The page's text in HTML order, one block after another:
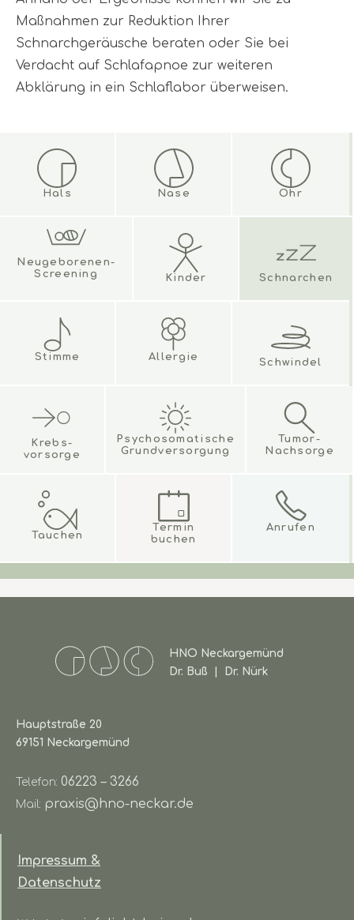
Maßnahmen zur Reduktion Ihrer
Schnarchgeräusche beraten oder Sie bei
Verdacht auf Schlafapnoe zur weiteren
Abklärung in ein Schlaflabor überweisen.
Hals Nase Ohr
Neugeborenen-
Screening
Kinder Schnarchen
Stimme Allergie Schwindel
Krebs-
vorsorge
Psychosomatische
Grundversorgung
Tumor-
Nachsorge
Tauchen
Termin
buchen
Anrufen
HNO Neckargemünd
Dr. Buß | Dr. Nürk
Hauptstraße 20
69151 Neckargemünd
Telefon: 06223 – 3266
Mail: praxis@hno-neckar.de
Impressum &
Datenschutz